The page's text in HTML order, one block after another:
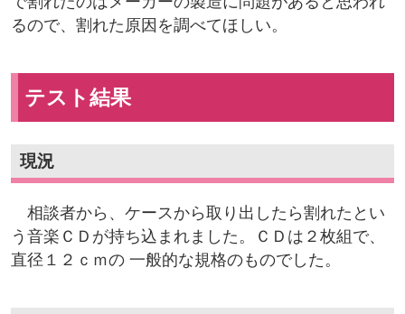
るので、割れた原因を調べてほしい。
テスト結果
現況
相談者から、ケースから取り出したら割れたとい
う音楽ＣＤが持ち込まれました。ＣＤは２枚組で、
直径１２ｃｍの 一般的な規格のものでした。